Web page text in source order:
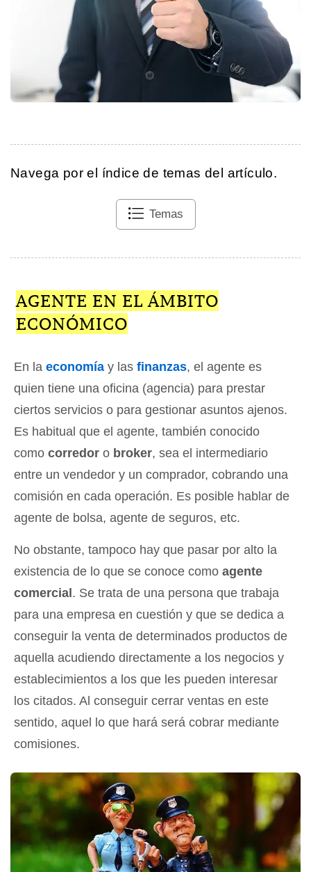
Navega por el índice de temas del artículo.
Temas
AGENTE EN EL ÁMBITO
ECONÓMICO
En la economía y las finanzas, el agente es
quien tiene una oficina (agencia) para prestar
ciertos servicios o para gestionar asuntos ajenos.
Es habitual que el agente, también conocido
como corredor o broker, sea el intermediario
entre un vendedor y un comprador, cobrando una
comisión en cada operación. Es posible hablar de
agente de bolsa, agente de seguros, etc.
No obstante, tampoco hay que pasar por alto la
existencia de lo que se conoce como agente
comercial . Se trata de una persona que trabaja
para una empresa en cuestión y que se dedica a
conseguir la venta de determinados productos de
aquella acudiendo directamente a los negocios y
establecimientos a los que les pueden interesar
los citados. Al conseguir cerrar ventas en este
sentido, aquel lo que hará será cobrar mediante
comisiones.